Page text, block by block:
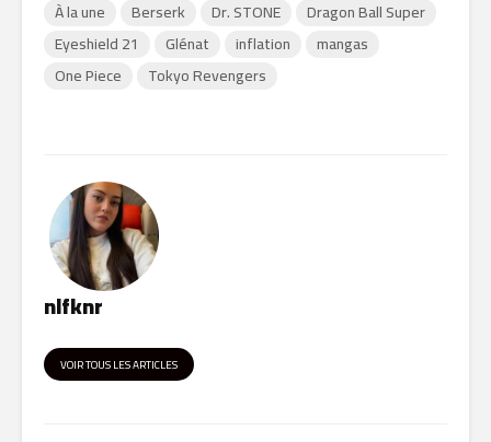
À la une Berserk Dr. STONE
Dragon Ball Super
Eyeshield 21
Glénat inflation
mangas
One Piece
Tokyo Revengers
nlfknr
VOIR TOUS LES ARTICLES